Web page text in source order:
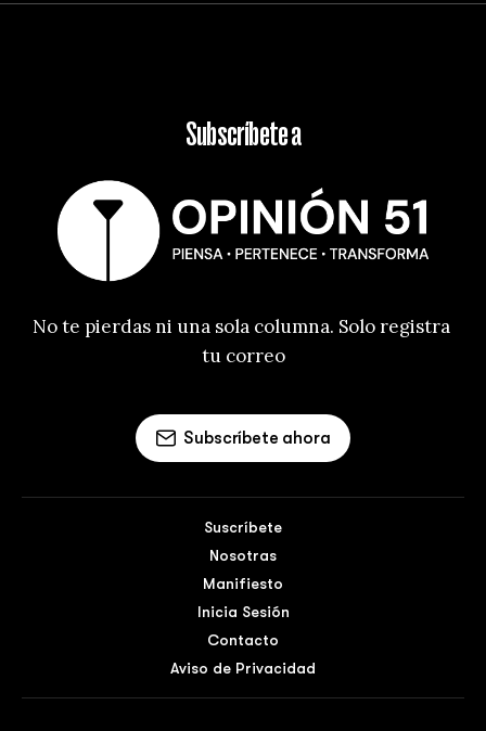
Subscríbete a
No te pierdas ni una sola columna. Solo registra
tu correo
Subscríbete ahora
Suscríbete
Nosotras
Manifiesto
Inicia Sesión
Contacto
Aviso de Privacidad